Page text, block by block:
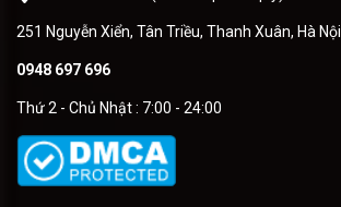
251 Nguyễn Xiển, Tân Triều, Thanh Xuân, Hà Nội
0948 697 696
Thứ 2 - Chủ Nhật : 7:00 - 24:00